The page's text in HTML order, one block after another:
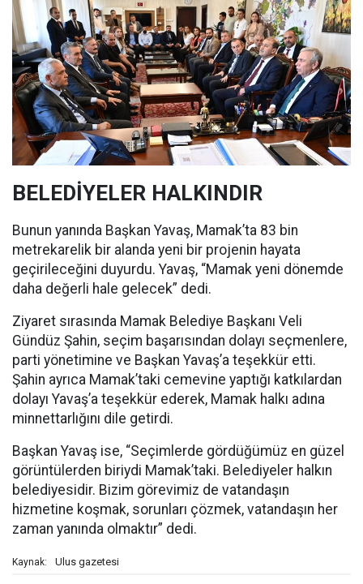
BELEDİYELER HALKINDIR
Bunun yanında Başkan Yavaş, Mamak’ta 83 bin
metrekarelik bir alanda yeni bir projenin hayata
geçirileceğini duyurdu. Yavaş, “Mamak yeni dönemde
daha değerli hale gelecek” dedi.
Ziyaret sırasında Mamak Belediye Başkanı Veli
Gündüz Şahin, seçim başarısından dolayı seçmenlere,
parti yönetimine ve Başkan Yavaş’a teşekkür etti.
Şahin ayrıca Mamak’taki cemevine yaptığı katkılardan
dolayı Yavaş’a teşekkür ederek, Mamak halkı adına
minnettarlığını dile getirdi.
Başkan Yavaş ise, “Seçimlerde gördüğümüz en güzel
görüntülerden biriydi Mamak’taki. Belediyeler halkın
belediyesidir. Bizim görevimiz de vatandaşın
hizmetine koşmak, sorunları çözmek, vatandaşın her
zaman yanında olmaktır” dedi.
Kaynak: Ulus gazetesi